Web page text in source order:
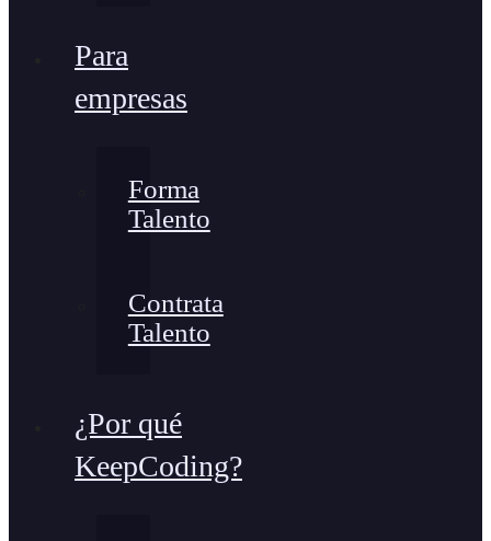
Para
empresas
Forma
Talento
Contrata
Talento
¿Por qué
KeepCoding?